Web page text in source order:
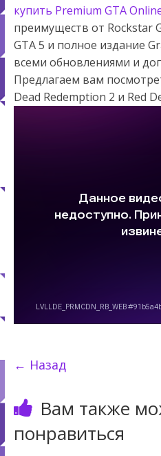
купить Premium GTA
преимуществ от Rockstar
GTA 5 и полное издание
всеми обновлениями и
Предлагаем вам
Dead Redemption 2 и Red
← Назад
Вам также
понравиться